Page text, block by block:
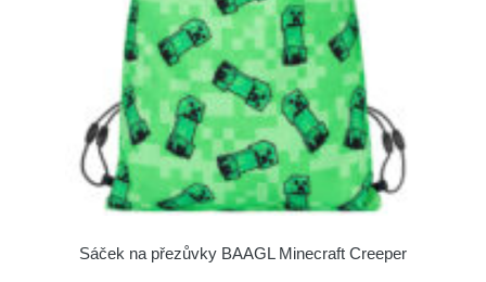
Sáček na přezůvky BAAGL Minecraft Creeper